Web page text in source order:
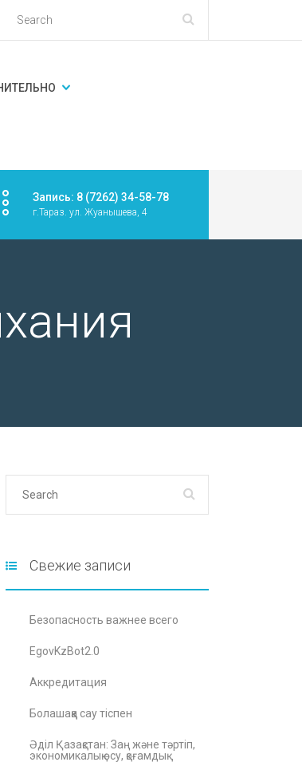
Запись: 8 (7262) 34-58-78
г.Тараз. ул. Жуанышева, 4
Свежие записи
Безопасность важнее всего
EgovKzBot2.0
Аккредитация
Болашаққа сау тіспен
Әділ Қазақстан: Заң және тәртіп,
экономикалық өсу, қоғамдық